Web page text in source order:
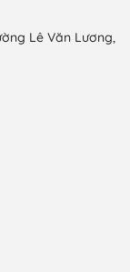
Lê Văn Lương,